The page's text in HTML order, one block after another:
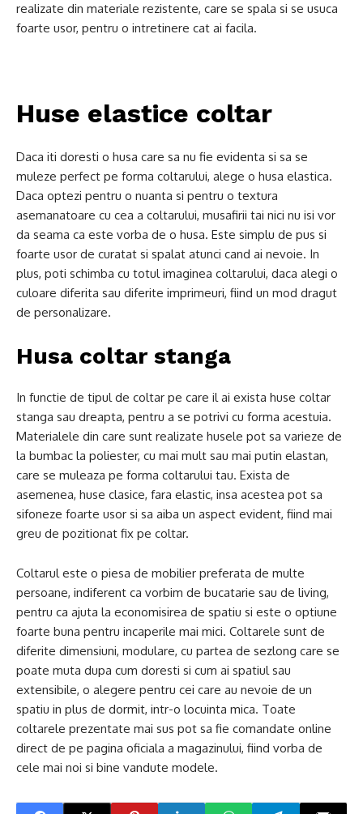
realizate din materiale rezistente, care se spala si se usuca
foarte usor, pentru o intretinere cat ai facila.
Huse elastice coltar
Daca iti doresti o husa care sa nu fie evidenta si sa se
muleze perfect pe forma coltarului, alege o husa elastica.
Daca optezi pentru o nuanta si pentru o textura
asemanatoare cu cea a coltarului, musafirii tai nici nu isi vor
da seama ca este vorba de o husa. Este simplu de pus si
foarte usor de curatat si spalat atunci cand ai nevoie. In
plus, poti schimba cu totul imaginea coltarului, daca alegi o
culoare diferita sau diferite imprimeuri, fiind un mod dragut
de personalizare.
Husa coltar stanga
In functie de tipul de coltar pe care il ai exista huse coltar
stanga sau dreapta, pentru a se potrivi cu forma acestuia.
Materialele din care sunt realizate husele pot sa varieze de
la bumbac la poliester, cu mai mult sau mai putin elastan,
care se muleaza pe forma coltarului tau. Exista de
asemenea, huse clasice, fara elastic, insa acestea pot sa
sifoneze foarte usor si sa aiba un aspect evident, fiind mai
greu de pozitionat fix pe coltar.
Coltarul este o piesa de mobilier preferata de multe
persoane, indiferent ca vorbim de bucatarie sau de living,
pentru ca ajuta la economisirea de spatiu si este o optiune
foarte buna pentru incaperile mai mici. Coltarele sunt de
diferite dimensiuni, modulare, cu partea de sezlong care se
poate muta dupa cum doresti si cum ai spatiul sau
extensibile, o alegere pentru cei care au nevoie de un
spatiu in plus de dormit, intr-o locuinta mica. Toate
coltarele prezentate mai sus pot sa fie comandate online
direct de pe pagina oficiala a magazinului, fiind vorba de
cele mai noi si bine vandute modele.